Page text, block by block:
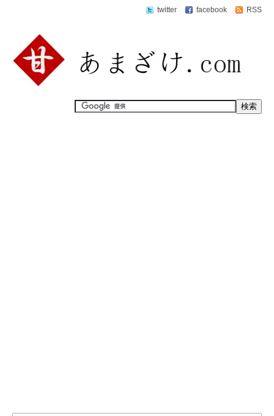
twitter facebook RSS